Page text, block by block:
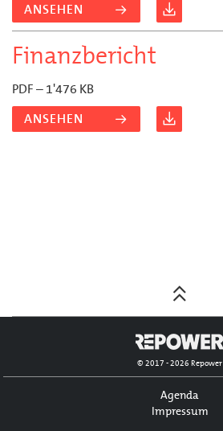
ANSEHEN
Finanzbericht
PDF – 1'476 KB
ANSEHEN
© 2017 - 2026 Repower
Agenda
Impressum